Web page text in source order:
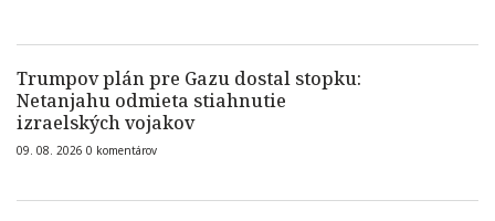
Trumpov plán pre Gazu dostal stopku:
Netanjahu odmieta stiahnutie
izraelských vojakov
09. 08. 2026 0 komentárov